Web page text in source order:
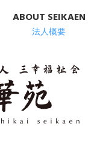
ABOUT SEIKAEN
法人概要